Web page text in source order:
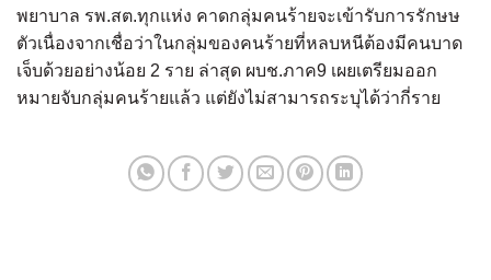
พยาบาล รพ.สต.ทุกแห่ง คาดกลุ่มคนร้ายจะเข้ารับการรักษษ
ตัวเนื่องจากเชื่อว่าในกลุ่มของคนร้ายที่หลบหนีต้องมีคนบาด
เจ็บด้วยอย่างน้อย 2 ราย ล่าสุด ผบช.ภาค9 เผยเตรียมออก
หมายจับกลุ่มคนร้ายแล้ว แต่ยังไม่สามารถระบุได้ว่ากี่ราย